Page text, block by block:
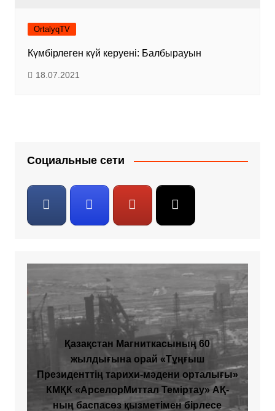
OrtalyqTV
Күмбірлеген күй керуені: Балбырауын
18.07.2021
Социальные сети
Қазақстан Магниткасының 60
жылдығына орай «Тұңғыш
Президенттің тарихи-мәдени орталығы»
КМҚК «АрселорМиттал Теміртау» АҚ-
ның баспасөз қызметімен бірлесе